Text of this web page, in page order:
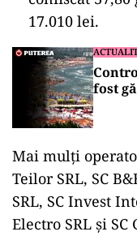
17.010 lei.
fost
Mai mulți
Teilor SRL, SC
SRL, SC Invest
Electro SRL și